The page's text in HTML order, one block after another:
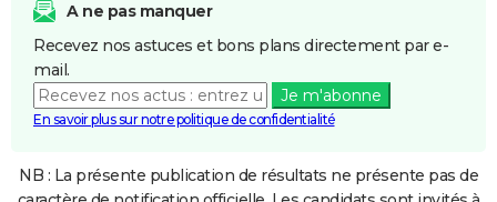
A ne pas manquer
Recevez nos astuces et bons plans directement par e-
mail.
Je m'abonne
En savoir plus sur notre politique de confidentialité
NB : La présente publication de résultats ne présente pas de